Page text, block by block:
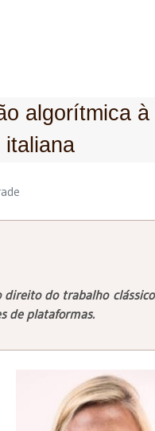
algorítmica
italiana
do trabalho
de plataformas.